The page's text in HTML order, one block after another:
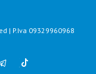
| P.Iva 09329960968